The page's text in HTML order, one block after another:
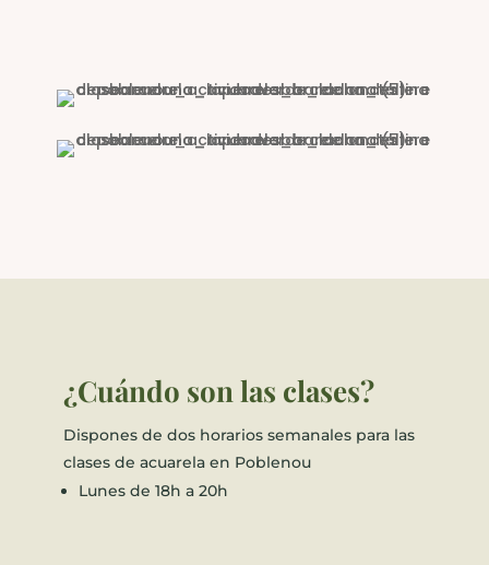
¿Cuándo son las clases?
Dispones de dos horarios semanales para las
clases de acuarela en Poblenou
Lunes de 18h a 20h